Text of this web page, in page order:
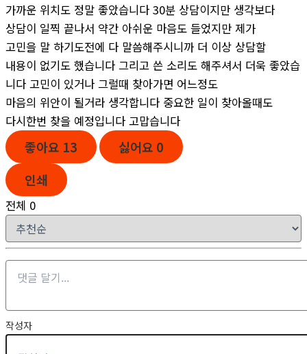
가까운 위치도 정말 좋았습니다 30분 상담이지만 생각보다
상담이 일찍 끝나서 약간 아쉬운 마음도 들었지만 제가
고민을 말 하기도전에 다 말씀해주시니까 더 이상 상담할
내용이 없기도 했습니다 그리고 쓴 소리도 해주셔서 더욱 좋았습
니다 고민이 있거나 그럴때 찾아가면 어느정도
마음의 위안이 될거라 생각합니다 중요한 일이 찾아올때도
다시한번 찾을 예정입니다 고맙습니다
좋아요 13 싫어요 0
인쇄
전체 0
작성자